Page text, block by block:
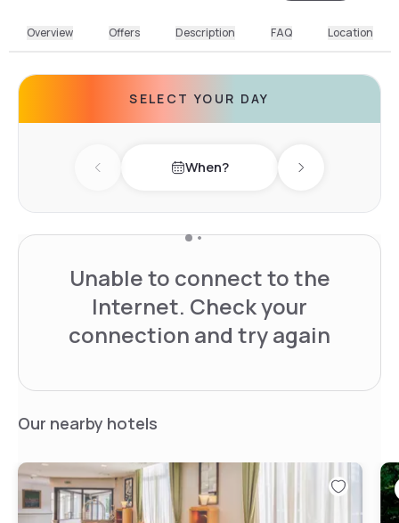
Overview Offers Description FAQ Location
SELECT YOUR DAY
Previous day When? Next day
Unable to connect to the
Internet. Check your
connection and try again
Our nearby hotels